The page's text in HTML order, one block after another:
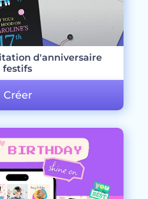
d'anniversaire
festifs
Créer